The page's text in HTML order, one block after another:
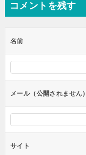
ビ
ー
シ
ン
コメントを残す
名前
メール（公開されません）
サイト